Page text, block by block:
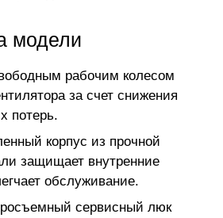
модели
рабочим колесом
за счет снижения
потерь.
корпус из прочной
защищает внутренние
обслуживание.
сервисный люк